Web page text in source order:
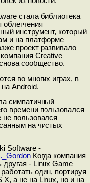
стала библиотека
облегчения
инструмент, который
и на платформе
проект развивало
Creative
сообщество.
во многих играх, в
Android.
симпатичный
времени пользовался
пользовался
на чистых
Software -
Когда компания
другая - Linux Game
один, портируя
X, а не на Linux, но и на